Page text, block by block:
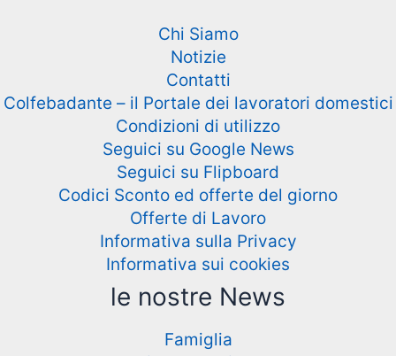
Chi Siamo
Notizie
Contatti
Colfebadante – il Portale dei lavoratori domestici
Condizioni di utilizzo
Seguici su Google News
Seguici su Flipboard
Codici Sconto ed offerte del giorno
Offerte di Lavoro
Informativa sulla Privacy
Informativa sui cookies
le nostre News
Famiglia